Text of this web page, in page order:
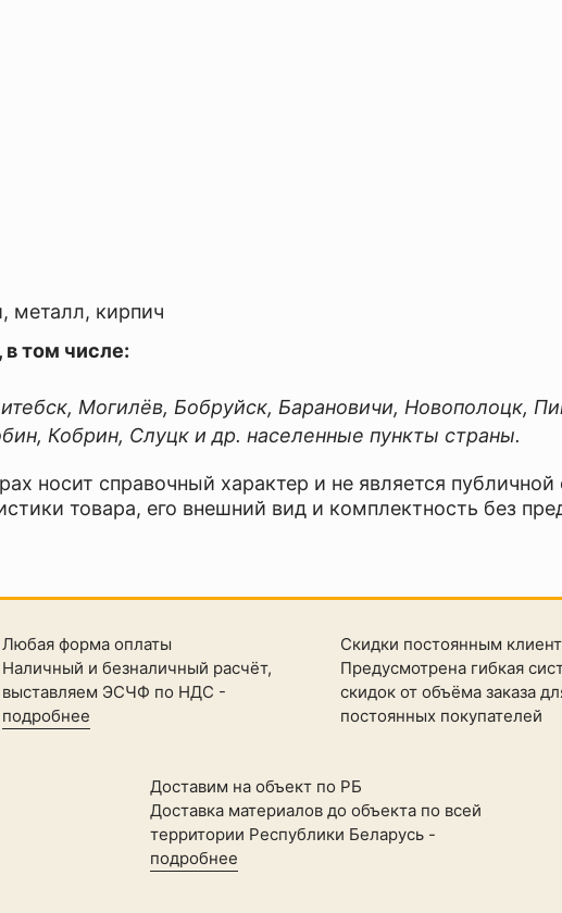
металл, кирпич
том числе:
Могилёв, Бобруйск, Барановичи, Новополоцк,
Кобрин, Слуцк и др. населенные пункты страны.
носит справочный характер и не является
товара, его внешний вид и комплектность без
Любая форма оплаты
Наличный и безналичный расчёт,
выставляем ЭСЧФ по НДС -
подробнее
Скидки постоянным
Предусмотрена гибкая
скидок от объёма заказа
постоянных покупателей
Доставим на объект по РБ
Доставка материалов до объекта по всей
территории Республики Беларусь -
подробнее